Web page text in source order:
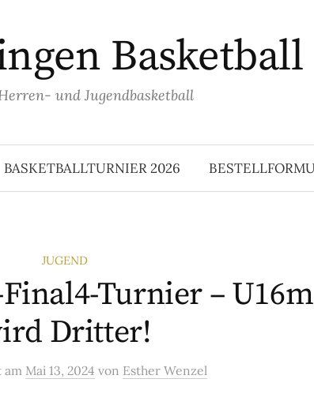
Basketball
und Jugendbasketball
BASKETBALLTURNIER 2026
JUGEND
Turnier – U16m
Dritter!
am Mai 13, 2024 von Esther Wenzel